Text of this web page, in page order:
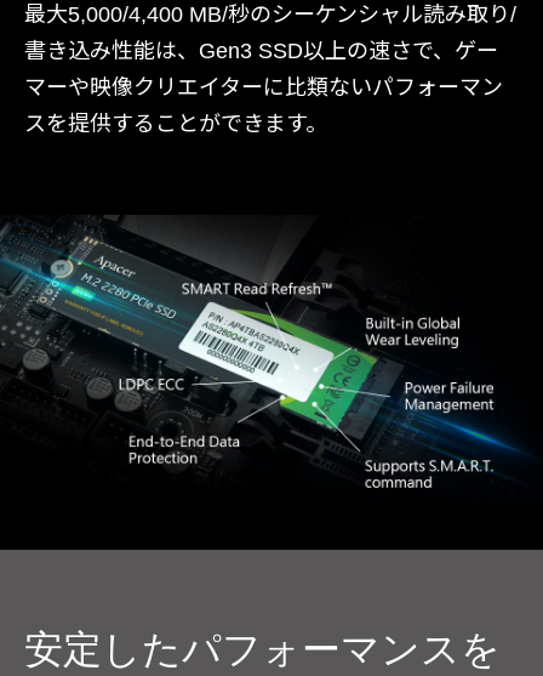
最大5,000/4,400 MB/秒のシーケンシャル読み取り/
書き込み性能は、Gen3 SSD以上の速さで、ゲー
マーや映像クリエイターに比類ないパフォーマン
スを提供することができます。
安定したパフォーマンスを